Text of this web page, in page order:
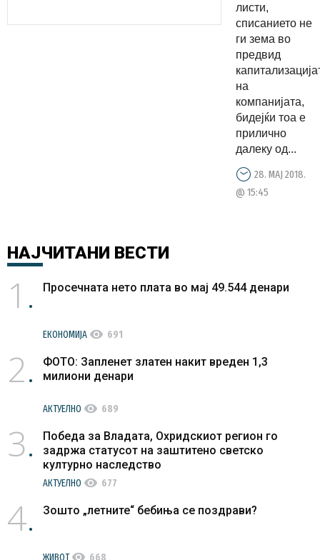
според
„Forbes“?
листи,
списанието не
ги зема во
предвид
на
компанијата,
бидејќи тоа е
прилично
далеку од...
28. МАЈ 2018.
@ 15:45
НАЈЧИТАНИ ВЕСТИ
1 Просечната нето плата во мај 49.544 денари
ЕКОНОМИЈА visibility 691
2
ФОТО: Запленет златен накит вреден 1,3
милиони денари
АКТУЕЛНО visibility 689
3
Победа за Владата, Охридскиот регион го
задржа статусот на заштитено светско
културно наследство
АКТУЕЛНО visibility 677
4 Зошто „летните“ бебиња се поздрави?
ЖИВОТvisibility 668